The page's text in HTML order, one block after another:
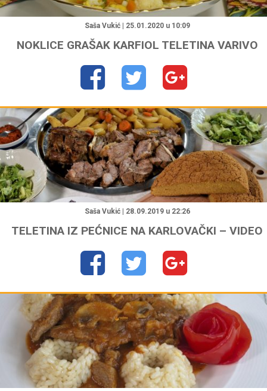
"
Saša Vukić | 25.01.2020 u 10:09
NOKLICE GRAŠAK KARFIOL TELETINA VARIVO
"
Saša Vukić | 28.09.2019 u 22:26
TELETINA IZ PEĆNICE NA KARLOVAČKI – VIDEO
"